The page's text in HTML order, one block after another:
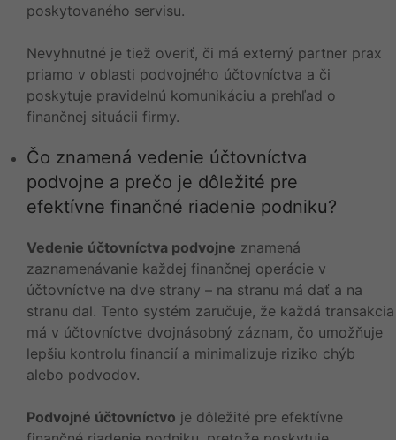
poskytovaného servisu.
Nevyhnutné je tiež overiť, či má externý partner prax
priamo v oblasti podvojného účtovníctva a či
poskytuje pravidelnú komunikáciu a prehľad o
finančnej situácii firmy.
Čo znamená vedenie účtovníctva
podvojne a prečo je dôležité pre
efektívne finančné riadenie podniku?
Vedenie účtovníctva podvojne znamená
zaznamenávanie každej finančnej operácie v
účtovníctve na dve strany – na stranu má dať a na
stranu dal. Tento systém zaručuje, že každá transakcia
má v účtovníctve dvojnásobný záznam, čo umožňuje
lepšiu kontrolu financií a minimalizuje riziko chýb
alebo podvodov.
Podvojné účtovníctvo je dôležité pre efektívne